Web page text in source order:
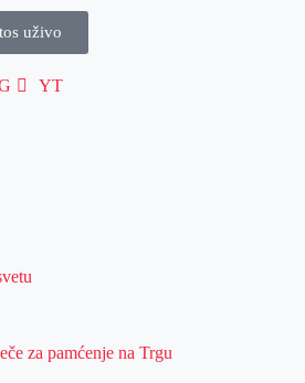
uživo
YT
za pamćenje na Trgu